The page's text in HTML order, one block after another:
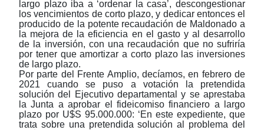
largo plazo iba a ‘ordenar la casa’, descongestionar
los vencimientos de corto plazo, y dedicar entonces el
producido de la potente recaudación de Maldonado a
la mejora de la eficiencia en el gasto y al desarrollo
de la inversión, con una recaudación que no sufriría
por tener que amortizar a corto plazo las inversiones
de largo plazo.
Por parte del Frente Amplio, decíamos, en febrero de
2021 cuando se puso a votación la pretendida
solución del Ejecutivo departamental y se aprestaba
la Junta a aprobar el fideicomiso financiero a largo
plazo por U$S 95.000.000: ‘En este expediente, que
trata sobre una pretendida solución al problema del